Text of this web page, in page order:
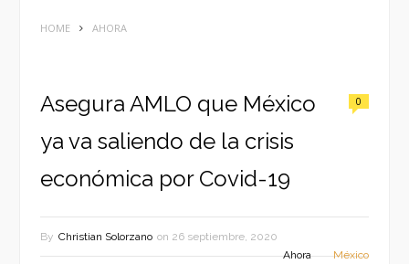
HOME AHORA
Asegura AMLO que México
ya va saliendo de la crisis
económica por Covid-19
0
By Christian Solorzano on 26 septiembre, 2020
Ahora
México